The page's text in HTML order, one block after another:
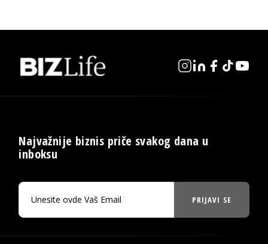
Najvažnije biznis priče svakog dana u
inboksu
PRIJAVI SE